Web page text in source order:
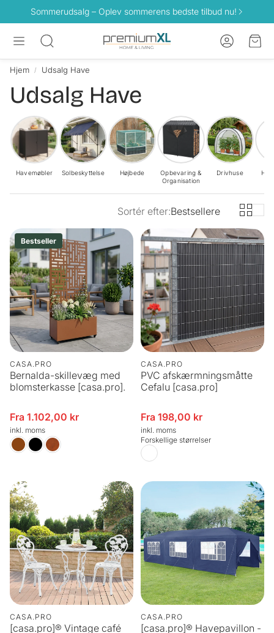
Sommerudsalg – Oplev sommerens bedste tilbud nu!
Søg
Konto
Hjem Udsalg Have
Udsalg Have
Havemøbler Solbeskyttelse Højbede
Opbevaring &
Organisation
Drivhuse
Sortér efter:Bestsellere
Bestseller
CASA.PRO
Bernalda-skillevæg med
blomsterkasse [casa.pro].
Udsalgspris
Fra 1.102,00 kr
inkl. moms
CASA.PRO
PVC afskærmningsmåtte
Cefalu [casa.pro]
Udsalgspris
Fra 198,00 kr
inkl. moms
Forskellige størrelser
CASA.PRO
[casa.pro]® Vintage café
CASA.PRO
[casa.pro]® Havepavillon -